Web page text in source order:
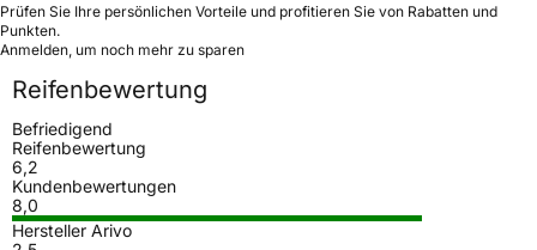
Prüfen Sie Ihre persönlichen Vorteile und profitieren Sie von Rabatten und
Punkten.
Anmelden, um noch mehr zu sparen
Reifenbewertung
Befriedigend
Reifenbewertung
6,2
Kundenbewertungen
8,0
Hersteller Arivo